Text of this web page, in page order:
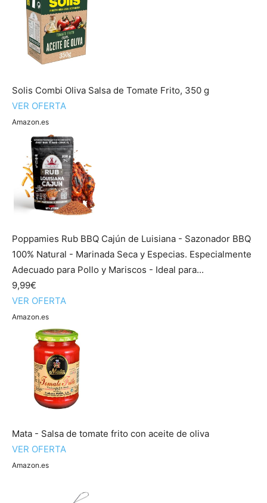
Solis Combi Oliva Salsa de Tomate Frito, 350 g
VER OFERTA
Amazon.es
Poppamies Rub BBQ Cajún de Luisiana - Sazonador BBQ
100% Natural - Marinada Seca y Especias. Especialmente
Adecuado para Pollo y Mariscos - Ideal para...
9,99€
VER OFERTA
Amazon.es
Mata - Salsa de tomate frito con aceite de oliva
VER OFERTA
Amazon.es